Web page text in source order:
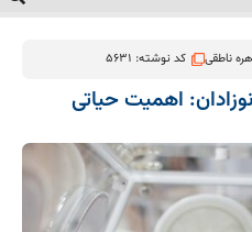
ناطقی کد نوشته: 5631
اهمیت حیاتی